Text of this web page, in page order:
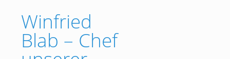
Winfried
Blab – Chef